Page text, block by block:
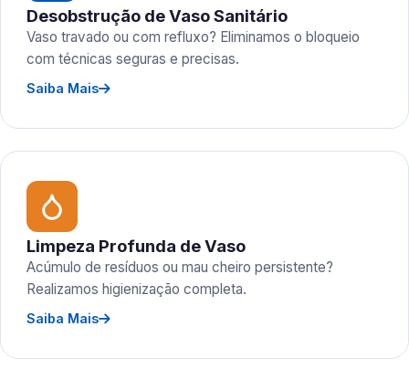
Desobstrução de Vaso Sanitário
Vaso travado ou com refluxo? Eliminamos o bloqueio
com técnicas seguras e precisas.
Saiba Mais
Limpeza Profunda de Vaso
Acúmulo de resíduos ou mau cheiro persistente?
Realizamos higienização completa.
Saiba Mais